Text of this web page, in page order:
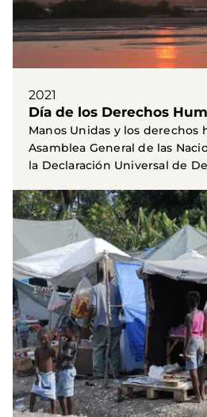
2021
Día de los Derechos
Manos Unidas y los derechos
Asamblea General de las
la Declaración Universal de